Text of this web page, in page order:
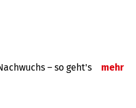
– so geht's mehr